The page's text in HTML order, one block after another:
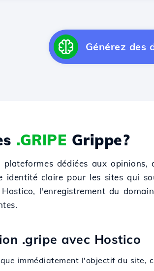
Générez des
.GRIPE Grippe?
dédiées aux
identité claire pour les sites qui
l'enregistrement du
.gripe avec Hostico
immédiatement l'objectif du site,